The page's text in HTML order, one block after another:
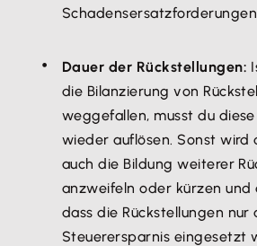
Dauer der Rückstellungen:
die Bilanzierung von
weggefallen, musst du
wieder auflösen. Sonst wird
auch die Bildung weiterer
anzweifeln oder kürzen und
dass die Rückstellungen
Steuerersparnis eingesetzt